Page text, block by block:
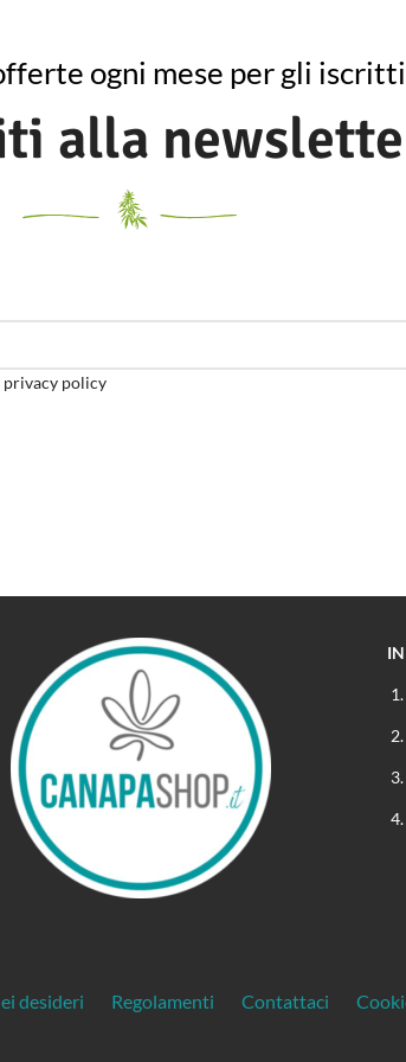
ogni mese per gli iscritti
alla
privacy policy
desideri Regolamenti Contattaci